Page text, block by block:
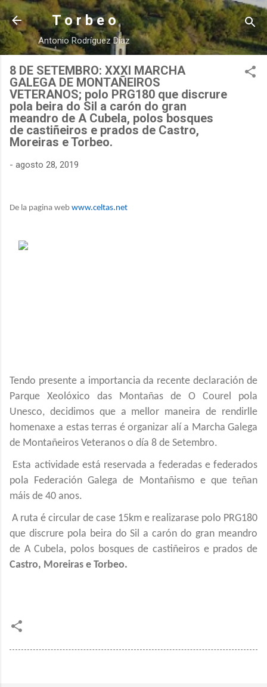
Ir al contenido principal
T o r b e o
Antonio Rodríguez Díaz
8 DE SETEMBRO: XXXI MARCHA
GALEGA DE MONTAÑEIROS
VETERANOS; polo PRG180 que discrure
pola beira do Sil a carón do gran
meandro de A Cubela, polos bosques
de castiñeiros e prados de Castro,
Moreiras e Torbeo.
- agosto 28, 2019
De la pagina web www.celtas.net
Tendo presente a importancia da recente declaración de
Parque Xeolóxico das Montañas de O Courel pola
Unesco, decidimos que a mellor maneira de rendirlle
homenaxe a estas terras é organizar alí a Marcha Galega
de Montañeiros Veteranos o día 8 de Setembro.
Esta actividade está reservada a federadas e federados
pola Federación Galega de Montañismo e que teñan
máis de 40 anos.
A ruta é circular de case 15km e realizarase polo PRG180
que discrure pola beira do Sil a carón do gran meandro
de A Cubela, polos bosques de castiñeiros e prados de
Castro, Moreiras e Torbeo.